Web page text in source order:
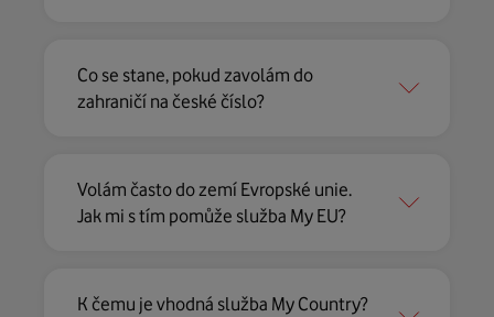
Co se stane, pokud zavolám do
zahraničí na české číslo?
Volám často do zemí Evropské unie.
Jak mi s tím pomůže služba My EU?
K čemu je vhodná služba My Country?